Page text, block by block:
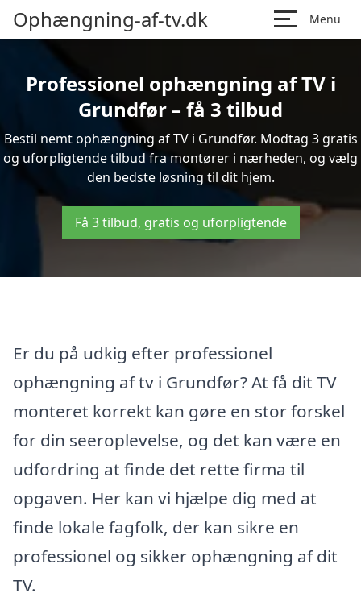
Ophængning-af-tv.dk Menu
Professionel ophængning af TV i
Grundfør – få 3 tilbud
Bestil nemt ophængning af TV i Grundfør. Modtag 3 gratis
og uforpligtende tilbud fra montører i nærheden, og vælg
den bedste løsning til dit hjem.
Få 3 tilbud, gratis og uforpligtende
Er du på udkig efter professionel
ophængning af tv i Grundfør? At få dit TV
monteret korrekt kan gøre en stor forskel
for din seeroplevelse, og det kan være en
udfordring at finde det rette firma til
opgaven. Her kan vi hjælpe dig med at
finde lokale fagfolk, der kan sikre en
professionel og sikker ophængning af dit
TV.